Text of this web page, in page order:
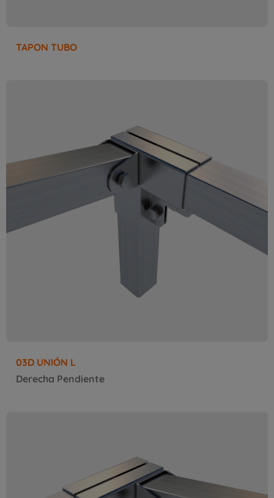
TAPON TUBO
03D UNIÓN L
Derecha Pendiente